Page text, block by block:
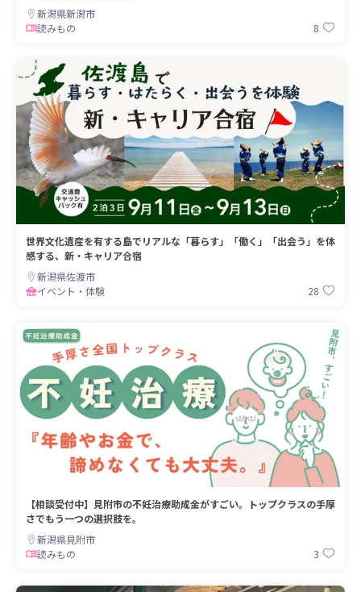
新潟県新潟市
読みもの
8
世界文化遺産を有する島でリアルな「暮らす」「働く」「出会う」を体
感する、新・キャリア合宿
新潟県佐渡市
イベント・体験
28
【相談受付中】見附市の不妊治療助成金がすごい。トップクラスの手厚
さでもう一つの選択肢を。
新潟県見附市
読みもの
3